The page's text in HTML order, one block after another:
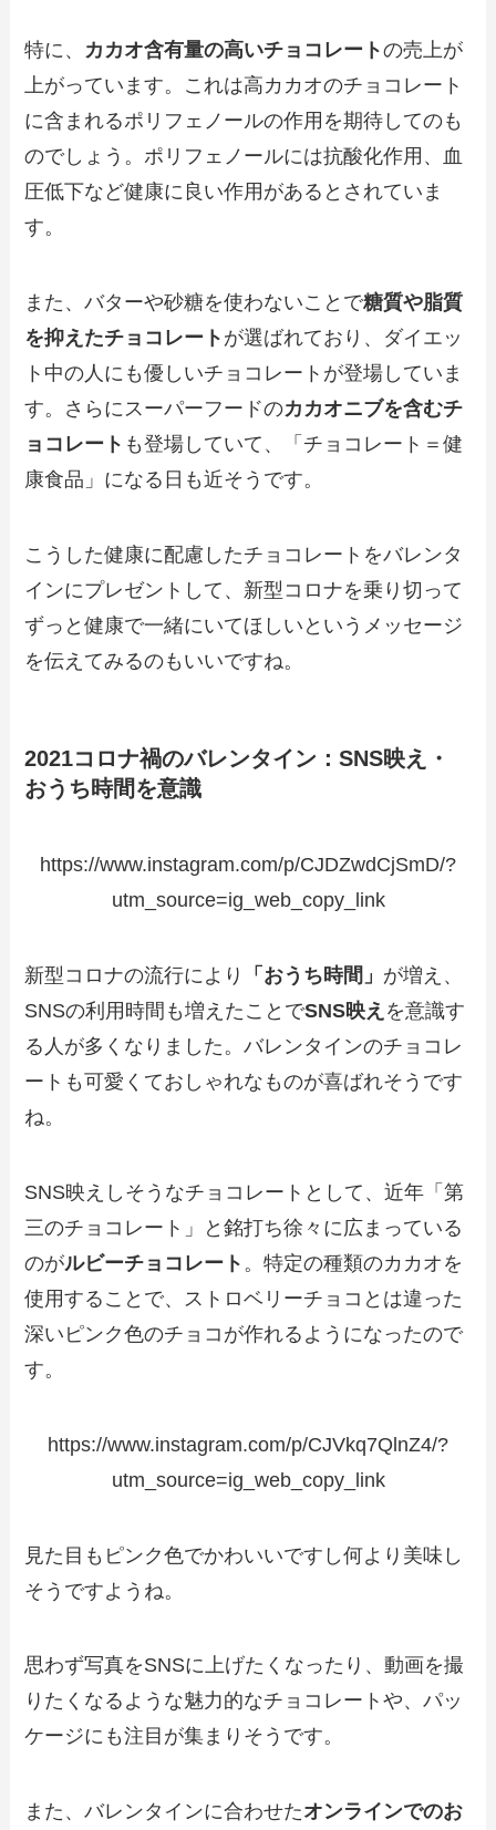
特に、 カカオ含有量の高いチョコレートの売上が
上がっています。これは高カカオのチョコレート
に含まれるポリフェノールの作用を期待してのも
のでしょう。ポリフェノールには抗酸化作用、血
圧低下など健康に良い作用があるとされていま
す。
また、バターや砂糖を使わないことで糖質や脂質
を抑えたチョコレート が選ばれており、ダイエッ
ト中の人にも優しいチョコレートが登場していま
す。さらにスーパーフードのカカオニブを含むチ
ョコレート も登場していて、「チョコレート＝健
康食品」になる日も近そうです。
こうした健康に配慮したチョコレートをバレンタ
インにプレゼントして、新型コロナを乗り切って
ずっと健康で一緒にいてほしいというメッセージ
を伝えてみるのもいいですね。
2021コロナ禍のバレンタイン：SNS映え・
おうち時間を意識
https://www.instagram.com/p/CJDZwdCjSmD/?
utm_source=ig_web_copy_link
新型コロナの流行により 「おうち時間」 が増え、
SNSの利用時間も増えたことでSNS映え を意識す
る人が多くなりました。バレンタインのチョコレ
ートも可愛くておしゃれなものが喜ばれそうです
ね。
SNS映えしそうなチョコレートとして、近年「第
三のチョコレート」と銘打ち徐々に広まっている
のがルビーチョコレート 。特定の種類のカカオを
使用することで、ストロベリーチョコとは違った
深いピンク色のチョコが作れるようになったので
す。
https://www.instagram.com/p/CJVkq7QlnZ4/?
utm_source=ig_web_copy_link
見た目もピンク色でかわいいですし何より美味し
そうですようね。
思わず写真をSNSに上げたくなったり、動画を撮
りたくなるような魅力的なチョコレートや、パッ
ケージにも注目が集まりそうです。
また、バレンタインに合わせたオンラインでのお